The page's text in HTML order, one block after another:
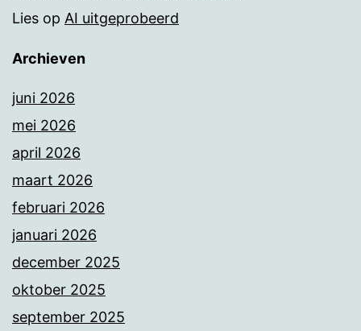
Lies op AI uitgeprobeerd
Archieven
juni 2026
mei 2026
april 2026
maart 2026
februari 2026
januari 2026
december 2025
oktober 2025
september 2025